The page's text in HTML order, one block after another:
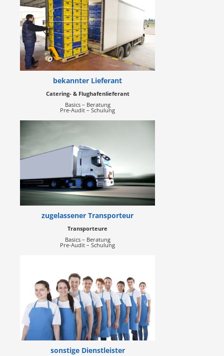
bekannter Lieferant
Catering- & Flughafenlieferant
Basics – Beratung
Pre-Audit – Schulung
zugelassener Transporteur
Transporteure
Basics – Beratung
Pre-Audit – Schulung
sonstige Dienstleister